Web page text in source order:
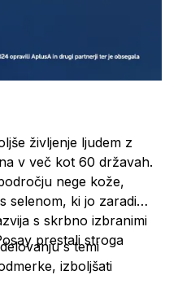
življenje ljudem z
v več kot 60 državah.
nege kože,
selenom, ki jo zaradi
s skrbno izbranimi
prestali stroga
s temi
izboljšati